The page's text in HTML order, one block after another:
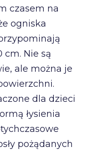
czasem na
ogniska
cm. Nie są
ale można je
dla dzieci
łysienia
pożądanych